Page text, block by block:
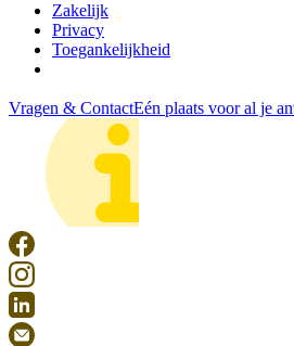
Zakelijk
Privacy
Toegankelijkheid
Vragen & ContactEén plaats voor al je